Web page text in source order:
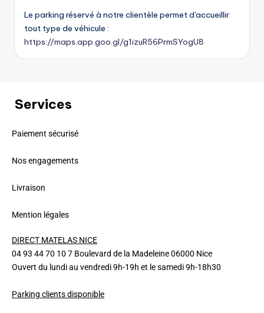
Le parking réservé à notre clientèle permet d'accueillir
tout type de véhicule :
https://maps.app.goo.gl/g1izuR56PrmSYogU8
Services
Paiement sécurisé
Nos engagements
Livraison
Mention légales
DIRECT MATELAS NICE
04 93 44 70 10 7 Boulevard de la Madeleine 06000 Nice
Ouvert du lundi au vendredi 9h-19h et le samedi 9h-18h30
Parking clients disponible